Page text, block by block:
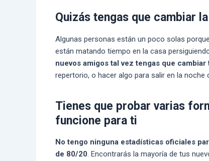
Quizás tengas que cambiar
Algunas personas están un poco solas
están matando tiempo en la casa
nuevos amigos tal vez tengas que cambiar
repertorio, o hacer algo para salir en la
Tienes que probar varias
funcione para ti
No tengo ninguna estadísticas oficiales
de 80/20. Encontrarás la mayoría de tus